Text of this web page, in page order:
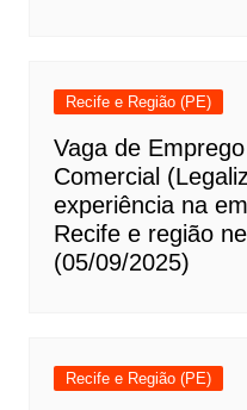
Recife e Região (PE)
Vaga de
Comercial
experiência na
Recife e região
(05/09/2025)
Recife e Região (PE)